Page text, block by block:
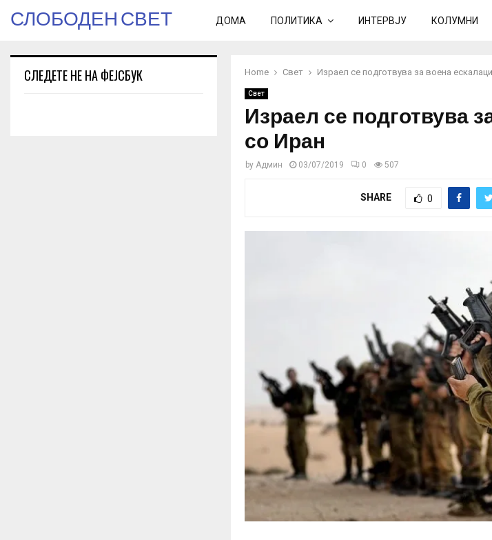
СЛОБОДЕН СВЕТ ДОМА ПОЛИТИКА ИНТЕРВЈУ КОЛУМНИ
Home Свет Израел се подготвува за воена
Свет
Израел се подготвува
со Иран
by Админ 03/07/2019 0 507
SHARE 0
СЛЕДЕТЕ НЕ НА ФЕЈСБУК